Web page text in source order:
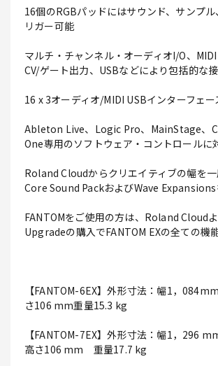
16個のRGBパッドにはサウンド、サンプ
リガー可能
マルチ・チャンネル・オーディオI/O、
CV/ゲート出力、USBなどにより包括的な
16 x 3オーディオ/MIDI USBインターフェ
Ableton Live、Logic Pro、MainStage、
One専用のソフトウェア・コントロールに
Roland Cloudからクリエイティブの幅を
Core Sound PackおよびWave
FANTOMをご使用の方は、Roland Cloud
Upgradeの購入でFANTOM EXの全ての機
【FANTOM-6EX】外形寸法：幅1，
さ106 mm重量15.3 kg
【FANTOM-7EX】外形寸法：幅1，296
高さ106 mm 重量17.7 kg